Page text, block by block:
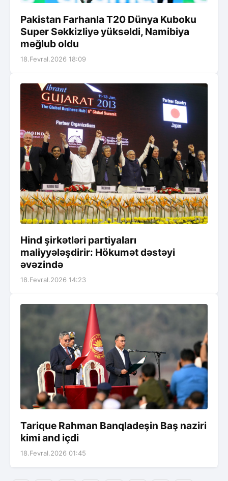
Pakistan Farhanla T20 Dünya Kuboku
Super Səkkizliyə yüksəldi, Namibiya
məğlub oldu
18.Fevral.2026 18:09
Hind şirkətləri partiyaları
maliyyələşdirir: Hökumət dəstəyi
əvəzində
18.Fevral.2026 14:23
Tarique Rahman Banqladeşin Baş naziri
kimi and içdi
18.Fevral.2026 01:45